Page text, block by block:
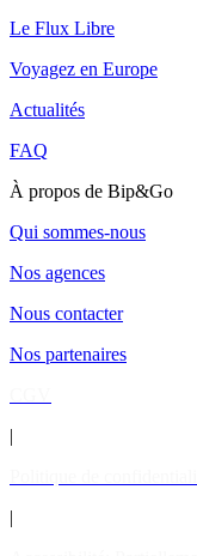
Le Flux Libre
Voyagez en Europe
Actualités
FAQ
À propos de Bip&Go
Qui sommes-nous
Nos agences
Nous contacter
Nos partenaires